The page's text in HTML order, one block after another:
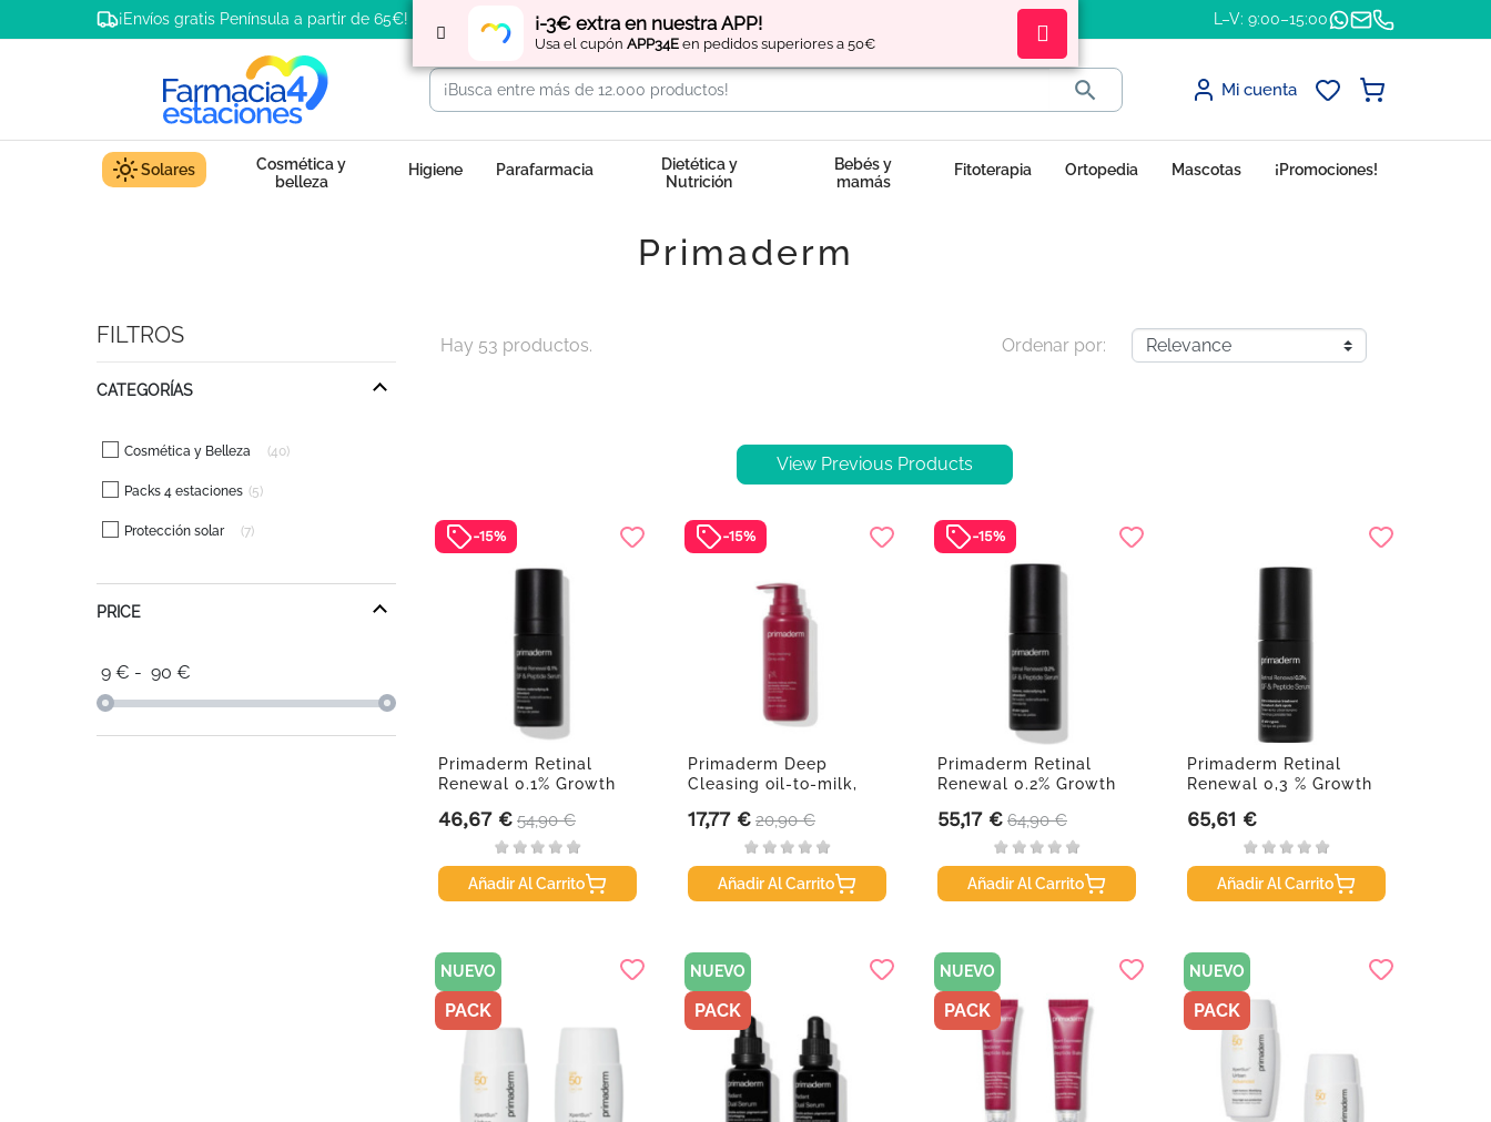
¡-3€ extra en nuestra APP!
Usa el cupón APP34E en pedidos superiores a 50€
¡Envíos gratis Península a partir de 65€! Regístratey obtén L–V: 9:00–15:00
 Mi cuenta
Solares
Cosmética y
belleza
Higiene Parafarmacia
Dietética y
Nutrición
Bebés y
mamás
Fitoterapia Ortopedia Mascotas ¡Promociones!
Primaderm
FILTROS
CATEGORÍAS
Cosmética y Belleza 40
Packs 4 estaciones 5
Protección solar 7
PRICE
9 € - 90 €
Hay 53 productos. Ordenar por:
View Previous Products
Primaderm Retinal
Renewal 0.1% Growth
Precio
46,67 € Precio base
54,90 €
Añadir Al Carrito
-15%
Primaderm Deep
Cleasing oil-to-milk,
Precio
17,77 € Precio base
20,90 €
Añadir Al Carrito
-15%
Primaderm Retinal
Renewal 0.2% Growth
Precio
55,17 € Precio base
64,90 €
Añadir Al Carrito
-15%
Primaderm Retinal
Renewal 0,3 % Growth
Precio
65,61 €
Añadir Al Carrito
NUEVO
PACK
NUEVO
PACK
NUEVO
PACK
NUEVO
PACK